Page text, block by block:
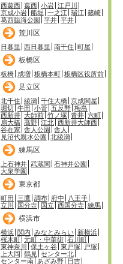
西葛西 葛西 小岩 江戸川
京成小岩 船堀 一之江 瑞江 篠崎
葛西臨海公園
平井 平井
荒川区
日暮里 西日暮里 南千住 町屋
板橋区
板橋 成増 板橋本町 板橋区役所前
足立区
北千住 綾瀬 千住大橋 京成関屋
堀切 牛田 小菅 五反野 梅島
西新井 大師前 竹ノ塚 青井 六町
扇大橋 高野 江北 西新井大師西
谷在家 舎人公園
舎人
見沼代親水公園
北綾瀬
練馬区
上石神井 武蔵関 石神井公園
大泉学園
東京都
町田 三鷹 調布 府中
八王子
立川
国分寺 国立 西国分寺 練馬
横浜市
横浜 関内 みなとみらい 新横浜
桜木町 元町・中華街 石川町
東神奈川
保土ヶ谷 東戸塚
戸塚
上大岡 鶴見
センター北
センター南 あざみ野 日吉